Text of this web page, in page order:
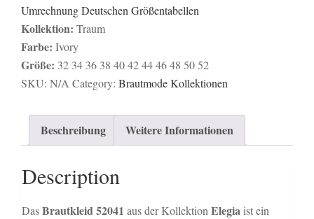
Umrechnung Deutschen Größentabellen
Kollektion: Traum
Farbe: Ivory
Größe: 32 34 36 38 4042444648 5052
SKU: N/A Category: Brautmode Kollektionen
Beschreibung Weitere Informationen
Description
DasBrautkleid 52041 aus der Kollektion Elegia ist ein